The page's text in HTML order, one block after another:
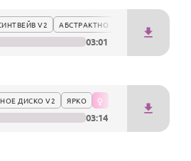
и обаяние
именинницы.
V2 АБСТРАКТНО
03:01
ДИСКО V2 ЯРКО
03:14